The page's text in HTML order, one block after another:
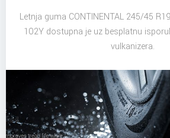
Letnja guma CONTINENTAL 245/45
102Y dostupna je uz besplatnu
vulkanizera.